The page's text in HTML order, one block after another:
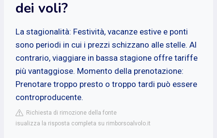
dei voli?
La stagionalità: Festività, vacanze estive e ponti
sono periodi in cui i prezzi schizzano alle stelle. Al
contrario, viaggiare in bassa stagione offre tariffe
più vantaggiose. Momento della prenotazione:
Prenotare troppo presto o troppo tardi può essere
controproducente.
Richiesta di rimozione della fonte
isualizza la risposta completa su rimborsoalvolo.it